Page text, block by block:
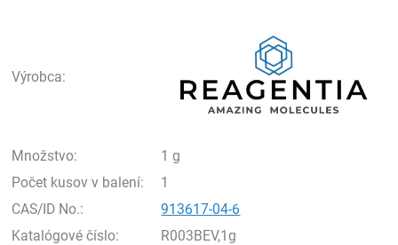
Výrobca:
Množstvo:
1 g
Počet kusov v balení:
1
CAS/ID No.:
913617-04-6
Katalógové číslo:
R003BEV,1g